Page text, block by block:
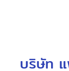
บริษัท